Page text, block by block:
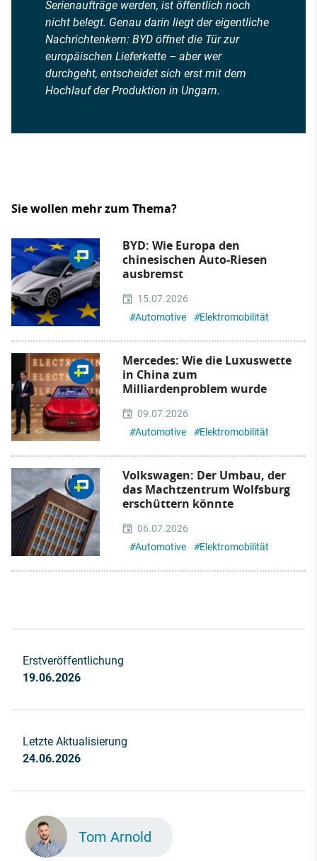
Serienaufträge werden, ist öffentlich noch
nicht belegt. Genau darin liegt der eigentliche
Nachrichtenkern: BYD öffnet die Tür zur
europäischen Lieferkette – aber wer
durchgeht, entscheidet sich erst mit dem
Hochlauf der Produktion in Ungarn.
Sie wollen mehr zum Thema?
BYD: Wie Europa den
chinesischen Auto-Riesen
ausbremst
15.07.2026
#Automotive #Elektromobilität
Mercedes: Wie die Luxuswette
in China zum
Milliardenproblem wurde
09.07.2026
#Automotive #Elektromobilität
Volkswagen: Der Umbau, der
das Machtzentrum Wolfsburg
erschüttern könnte
06.07.2026
#Automotive #Elektromobilität
Erstveröffentlichung
19.06.2026
Letzte Aktualisierung
24.06.2026
Tom Arnold